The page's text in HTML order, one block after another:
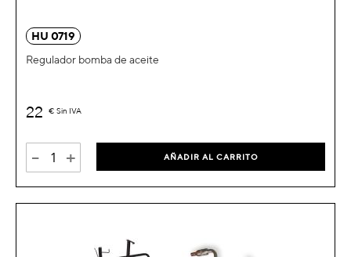
HU 0719
Regulador bomba de aceite
22 € Sin IVA
- + AÑADIR AL CARRITO